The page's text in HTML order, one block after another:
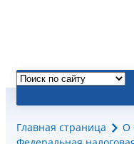
Главная страница
О